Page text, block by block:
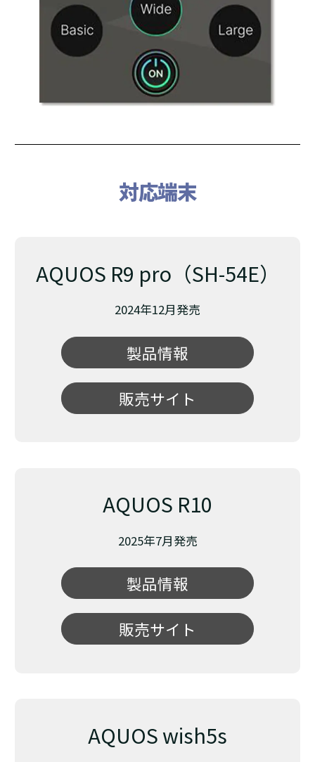
対応端末
AQUOS R9 pro（SH-54E）
2024年12月発売
製品情報
販売サイト
AQUOS R10
2025年7月発売
製品情報
販売サイト
AQUOS wish5s